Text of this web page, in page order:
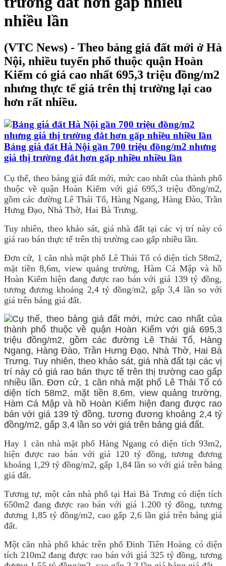
nhiều lần
(VTC News) - Theo bảng giá đất mới ở Hà
Nội, nhiều tuyến phố thuộc quận Hoàn
Kiếm có giá cao nhất 695,3 triệu đồng/m2
nhưng thực tế giá trên thị trường lại cao
hơn rất nhiều.
Bảng giá đất Hà Nội gần 700 triệu đồng/m2 nhưng
giá thị trường đắt hơn gấp nhiều nhiều lần
Cụ thể, theo bảng giá đất mới, mức cao nhất của thành phố
thuộc về quận Hoàn Kiếm với giá 695,3 triệu đồng/m2,
gồm các đường Lê Thái Tổ, Hàng Ngang, Hàng Đào, Trần
Hưng Đạo, Nhà Thờ, Hai Bà Trưng.
Tuy nhiên, theo khảo sát, giá nhà đất tại các vị trí này có
giá rao bán thực tế trên thị trường cao gấp nhiều lần.
Đơn cử, 1 căn nhà mặt phố Lê Thái Tổ có diện tích 58m2,
mặt tiền 8,6m, view quảng trường, Hàm Cá Mập và hồ
Hoàn Kiếm hiện đang được rao bán với giá 139 tỷ đồng,
tương đương khoảng 2,4 tỷ đồng/m2, gấp 3,4 lần so với
giá trên bảng giá đất.
Hay 1 căn nhà mặt phố Hàng Ngang có diện tích 93m2,
hiện được rao bán với giá 120 tỷ đồng, tương đương
khoảng 1,29 tỷ đồng/m2, gấp 1,84 lần so với giá trên bảng
giá đất.
Tương tự, một căn nhà phố tại Hai Bà Trưng có diện tích
650m2 đang được rao bán với giá 1.200 tỷ đồng, tương
đương 1,85 tỷ đồng/m2, cao gấp 2,6 lần giá trên bảng giá
đất.
Một căn nhà phố khác trên phố Đinh Tiên Hoàng có diện
tích 210m2 đang được rao bán với giá 325 tỷ đồng, tương